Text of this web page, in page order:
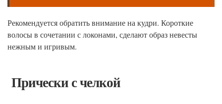
Рекомендуется обратить внимание на кудри. Короткие
волосы в сочетании с локонами, сделают образ невесты
нежным и игривым.
Прически с челкой